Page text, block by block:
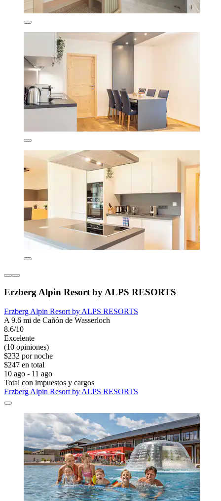
Erzberg Alpin Resort by ALPS RESORTS
Erzberg Alpin Resort by ALPS RESORTS
A 9.6 mi de Cañón de Wasserloch
8.6/10
Excelente
(10 opiniones)
$232 por noche
$247 en total
10 ago - 11 ago
Total con impuestos y cargos
Erzberg Alpin Resort by ALPS RESORTS